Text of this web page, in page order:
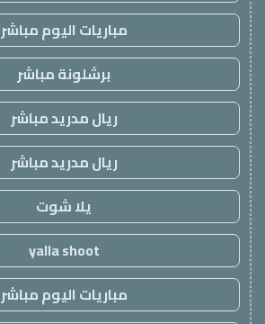
مباريات اليوم مباشر
برشلونة مباشر
ريال مدريد مباشر
ريال مدريد مباشر
يلا شوت
yalla shoot
مباريات اليوم مباشر